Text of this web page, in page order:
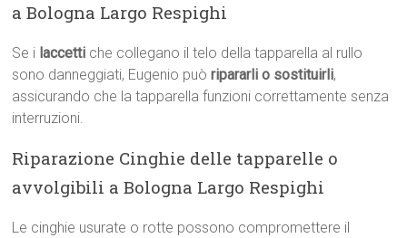
a Bologna Largo Respighi
Se i laccetti che collegano il telo della tapparella al rullo
sono danneggiati, Eugenio puòripararli o sostituirli,
assicurando che la tapparella funzioni correttamente senza
interruzioni.
Riparazione Cinghie delle tapparelle o
avvolgibili a Bologna Largo Respighi
Le cinghie usurate o rotte possono compromettere il